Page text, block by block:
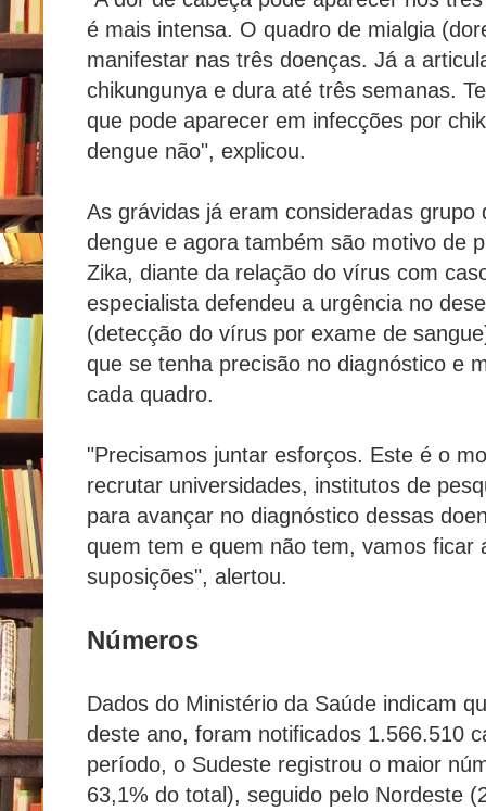
é mais intensa. O quadro de mialgia
manifestar nas três doenças. Já a
chikungunya e dura até três semanas.
que pode aparecer em infecções por
dengue não", explicou.
As grávidas já eram consideradas
dengue e agora também são motivo de
Zika, diante da relação do vírus com
especialista defendeu a urgência no
(detecção do vírus por exame de
que se tenha precisão no diagnóstico e
cada quadro.
"Precisamos juntar esforços. Este é o
recrutar universidades, institutos de
para avançar no diagnóstico dessas
quem tem e quem não tem, vamos ficar
suposições", alertou.
Números
Dados do Ministério da Saúde indicam
deste ano, foram notificados 1.566.510
período, o Sudeste registrou o maior
63,1% do total), seguido pelo Nordeste